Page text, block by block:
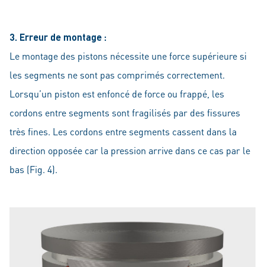
3. Erreur de montage :
Le montage des pistons nécessite une force supérieure si
les segments ne sont pas comprimés correctement.
Lorsqu’un piston est enfoncé de force ou frappé, les
cordons entre segments sont fragilisés par des fissures
très fines. Les cordons entre segments cassent dans la
direction opposée car la pression arrive dans ce cas par le
bas (Fig. 4).